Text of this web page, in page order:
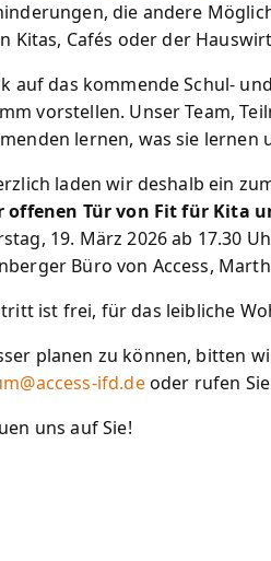
die andere
Kitas, Cafés oder der
auf das kommende Schul-
vorstellen. Unser Team,
lernen, was sie
laden wir deshalb ein
offenen Tür von Fit für Kita
19. März 2026 ab 17.30
Büro von Access,
ist frei, für das leibliche
planen zu können, bitten
ifd.deoder rufen Sie
uns auf Sie!